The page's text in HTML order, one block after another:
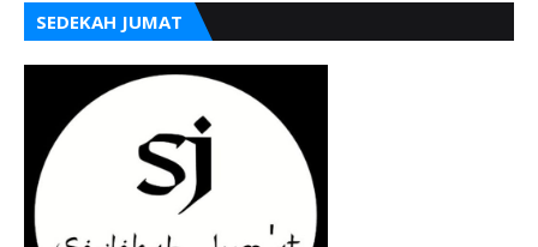
SEDEKAH JUMAT